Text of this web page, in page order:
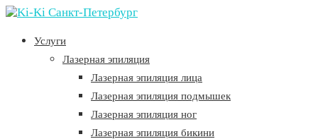
Услуги
Лазерная эпиляция
Лазерная эпиляция лица
Лазерная эпиляция подмышек
Лазерная эпиляция ног
Лазерная эпиляция бикини